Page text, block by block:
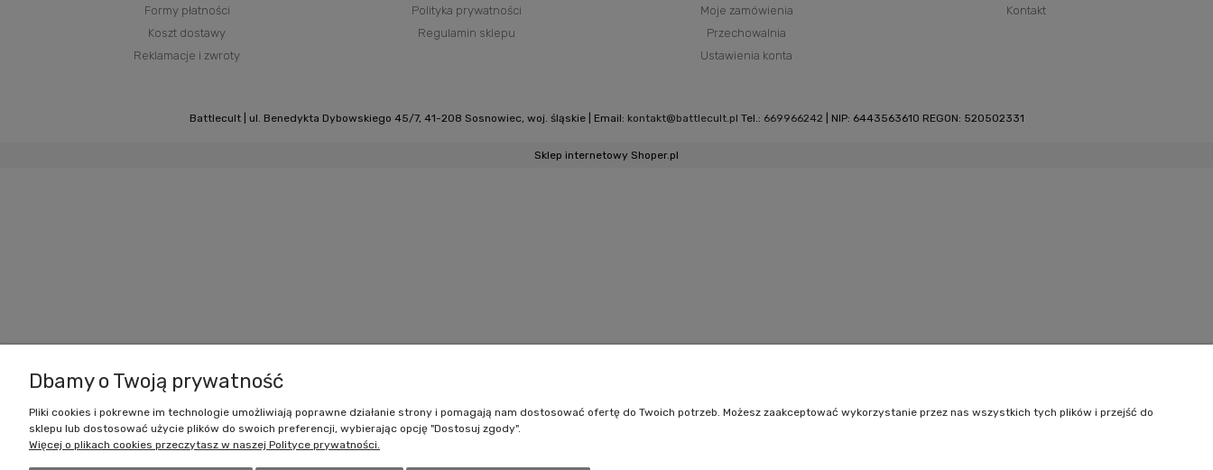
Formy płatności
Koszt dostawy
Reklamacje i zwroty
Polityka prywatności
Regulamin sklepu
Moje zamówienia
Przechowalnia
Ustawienia konta
Kontakt
Battlecult | ul. Benedykta Dybowskiego 45/7, 41-208 Sosnowiec, woj. śląskie | Email: kontakt@battlecult.pl Tel.: 669966242 | NIP: 6443563610 REGON: 520502331
Sklep internetowy Shoper.pl
Dbamy o Twoją prywatność
Pliki cookies i pokrewne im technologie umożliwiają poprawne działanie strony i pomagają nam dostosować ofertę do Twoich potrzeb. Możesz zaakceptować wykorzystanie przez nas wszystkich tych plików i przejść do
sklepu lub dostosować użycie plików do swoich preferencji, wybierając opcję "Dostosuj zgody".
Więcej o plikach cookies przeczytasz w naszej Polityce prywatności.